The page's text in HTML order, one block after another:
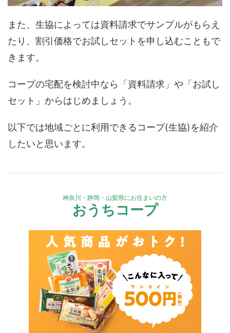
また、生協によっては資料請求でサンプルがもらえ
たり、割引価格でお試しセットを申し込むこともで
きます。
コープの宅配を検討中なら「資料請求」や「お試し
セット」からはじめましょう。
以下では地域ごとに利用できるコープ(生協)を紹介
したいと思います。
神奈川・静岡・山梨県にお住まいの方
おうちコープ